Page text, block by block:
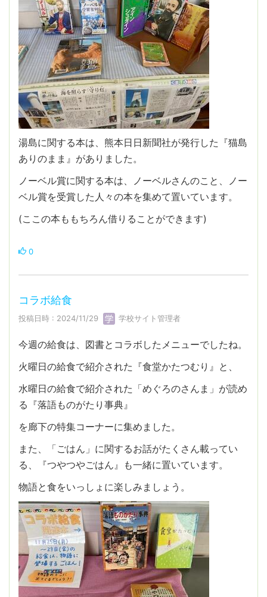
湯島に関する本は、熊本日日新聞社が発行した『猫島
ありのまま』がありました。
ノーベル賞に関する本は、ノーベルさんのこと、ノー
ベル賞を受賞した人々の本を集めて置いています。
(ここの本ももちろん借りることができます)
0
コラボ給食
投稿日時 : 2024/11/29 学校サイト管理者
今週の給食は、図書とコラボしたメニューでしたね。
火曜日の給食で紹介された『食堂かたつむり』と、
水曜日の給食で紹介された「めぐろのさんま」が読め
る『落語ものがたり事典』
を廊下の特集コーナーに集めました。
また、「ごはん」に関するお話がたくさん載ってい
る、『つやつやごはん』も一緒に置いています。
物語と食をいっしょに楽しみましょう。